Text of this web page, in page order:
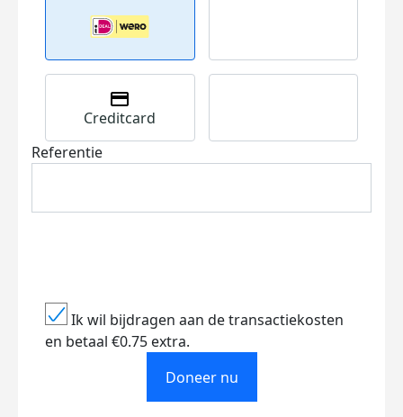
Creditcard
Referentie
Ik wil bijdragen aan de transactiekosten
en betaal €0.75 extra.
Doneer nu